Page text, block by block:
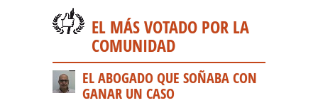
EL MÁS VOTADO POR LA
COMUNIDAD
EL ABOGADO QUE SOÑABA CON
GANAR UN CASO